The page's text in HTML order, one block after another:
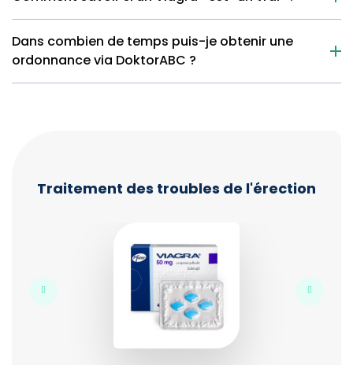
Dans combien de temps puis-je obtenir une
ordonnance via DoktorABC ?
Traitement des troubles de l'érection